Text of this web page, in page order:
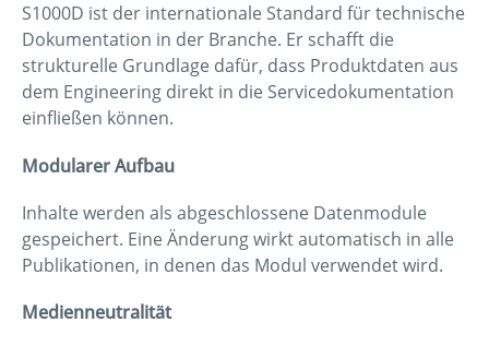
S1000D ist der internationale Standard für technische
Dokumentation in der Branche. Er schafft die
strukturelle Grundlage dafür, dass Produktdaten aus
dem Engineering direkt in die Servicedokumentation
einfließen können.
Modularer Aufbau
Inhalte werden als abgeschlossene Datenmodule
gespeichert. Eine Änderung wirkt automatisch in alle
Publikationen, in denen das Modul verwendet wird.
Medienneutralität